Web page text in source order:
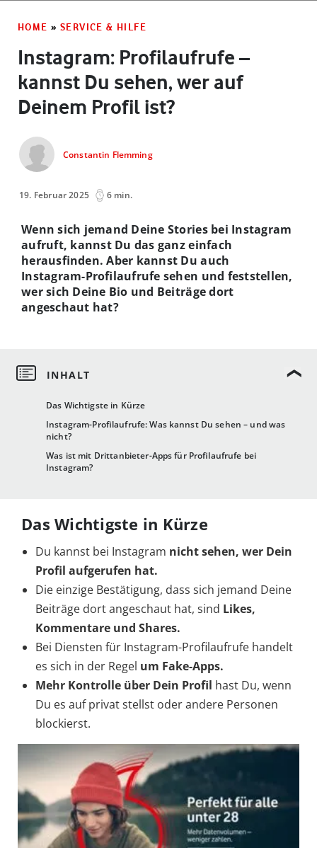
HOME » SERVICE & HILFE
Instagram: Profilaufrufe –
kannst Du sehen, wer auf
Deinem Profil ist?
Constantin Flemming
19. Februar 2025 6 min.
Das Wichtigste in Kürze
Instagram-Profilaufrufe: Was kannst Du sehen – und was
nicht?
Was ist mit Drittanbieter-Apps für Profilaufrufe bei
Instagram?
Wenn sich jemand Deine Stories bei Instagram
aufruft, kannst Du das ganz einfach
herausfinden. Aber kannst Du auch
Instagram-Profilaufrufe sehen und feststellen,
wer sich Deine Bio und Beiträge dort
angeschaut hat?
Das Wichtigste in Kürze
Du kannst bei Instagram nicht sehen, wer Dein
Profil aufgerufen hat.
Die einzige Bestätigung, dass sich jemand Deine
Beiträge dort angeschaut hat, sind Likes,
Kommentare und Shares.
Bei Diensten für Instagram-Profilaufrufe handelt
es sich in der Regel um Fake-Apps.
Mehr Kontrolle über Dein Profil hast Du, wenn
Du es auf privat stellst oder andere Personen
blockierst.